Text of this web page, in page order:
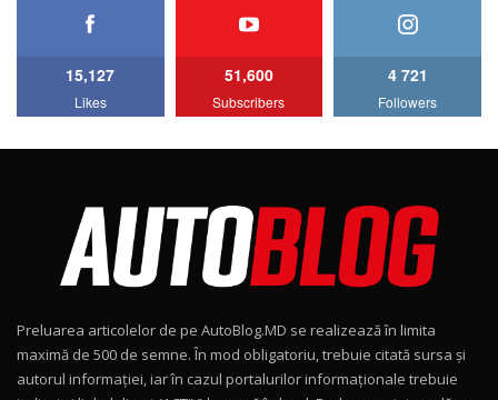
AutoBlog.MD
15:08
Noul Geely EX2 / Test Drive AutoBlog.MD
15:22
Mercedes-AMG E 53 HYBRID 4MATIC+ / Test
Drive AutoBlog.MD
16:27
15,127
Likes
51,600
Subscribers
4 721
Followers
Preluarea articolelor de pe AutoBlog.MD se realizează în limita
maximă de 500 de semne. În mod obligatoriu, trebuie citată sursa și
autorul informației, iar în cazul portalurilor informaționale trebuie